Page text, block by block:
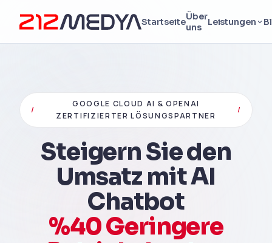
StartseiteÜber
uns
Leistungen
/
GOOGLE CLOUD AI & OPENAI
ZERTIFIZIERTER LÖSUNGSPARTNER
/
Steigern Sie den
Umsatz mit AI
Chatbot
%40 Geringere